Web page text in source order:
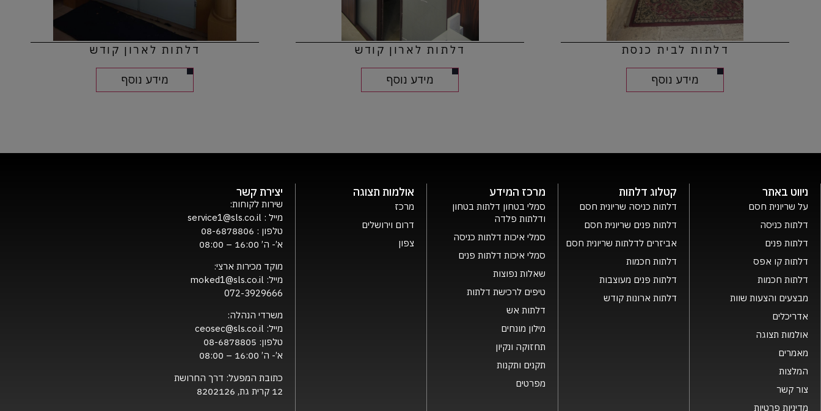
דלתות לבית כנסת
מידע נוסף
דלתות לארון קודש
מידע נוסף
דלתות לארון קודש
מידע נוסף
ניווט באתר
על שריונית חסם
דלתות כניסה
דלתות פנים
דלתות קו אפס
דלתות חכמות
מבצעים והצעות שוות
אדריכלים
אולמות תצוגה
מאמרים
המלצות
צור קשר
מדיניות פרטיות
קטלוג דלתות
דלתות כניסה שריונית חסם
דלתות פנים שריונית חסם
אביזרים לדלתות שריונית חסם
דלתות חכמות
דלתות פנים מעוצבות
דלתות ארונות קודש
מרכז המידע
סמלי בטחון דלתות בטחון
ודלתות פלדה
סמלי איכות דלתות כניסה
סמלי איכות דלתות פנים
שאלות נפוצות
טיפים לרכישת דלתות
דלתות אש
מילון מונחים
תחזוקה ונקיון
תקנים ותקנות
מפרטים
אולמות תצוגה
מרכז
דרום וירושלים
צפון
יצירת קשר
שירות לקוחות:
מייל :
טלפון : 08-6878806
א’- ה’ 16:00 – 08:00
מוקד מכירות ארצי:
מייל:moked1@sls.co.il
072-3929666
משרדי הנהלה:
מייל:ceosec@sls.co.il
טלפון: 08-6878805
א’- ה’ 16:00 – 08:00
כתובת המפעל: דרך החרושת
12 קרית גת, 8202126